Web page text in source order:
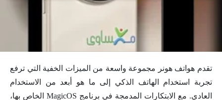
تقدم هواتف هونر مجموعة واسعة من الميزات الخفية التي ترفع
تجربة استخدام الهاتف الذكي إلى ما هو أبعد من الاستخدام
العادي. مع الابتكارات المدمجة في برنامج MagicOS الخاص بها،